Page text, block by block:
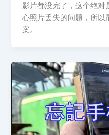
影片都没完了，这个绝对
心照片丢失的问题，所以
案。